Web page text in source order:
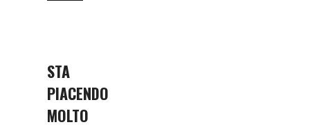
STA
PIACENDO
MOLTO